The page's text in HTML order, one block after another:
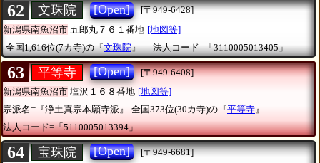
62 文珠院 [Open]
[〒949-6428]
新潟県南魚沼市 五郎丸７６１番地 [地図等]
全国1,616位(7カ寺)の『文珠院』 法人コード=「3110005013405」
63 平等寺 [Open]
[〒949-6408]
新潟県南魚沼市 塩沢１６８番地 [地図等]
宗派名=『浄土真宗本願寺派』
全国373位(30カ寺)の『平等寺』
法人コード=「5110005013394」
64 宝珠院 [Open]
[〒949-6681]